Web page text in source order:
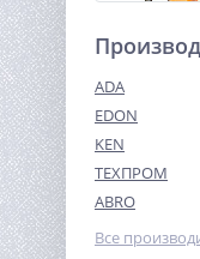
99
ADA
EDON
KEN
ТЕХПРОМ
ABRO
Все